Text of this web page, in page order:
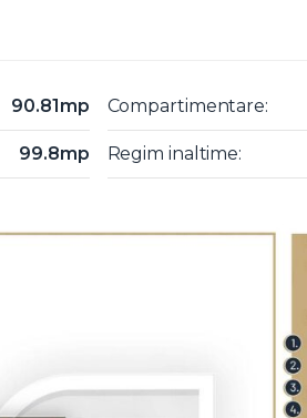
90.81mp
99.8mp
Compartimentare:
Regim inaltime: